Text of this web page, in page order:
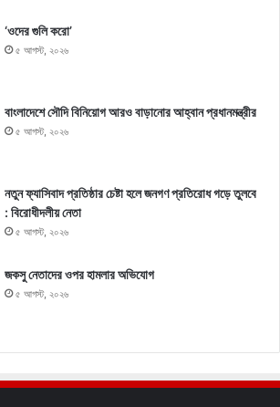
‘ওদের গুলি করো’
৫ আগস্ট, ২০২৬
বাংলাদেশে সৌদি বিনিয়োগ আরও বাড়ানোর আহ্বান প্রধানমন্ত্রীর
৫ আগস্ট, ২০২৬
নতুন ফ্যাসিবাদ প্রতিষ্ঠার চেষ্টা হলে জনগণ প্রতিরোধ গড়ে তুলবে
: বিরোধীদলীয় নেতা
৫ আগস্ট, ২০২৬
জকসু নেতাদের ওপর হামলার অভিযোগ
৫ আগস্ট, ২০২৬